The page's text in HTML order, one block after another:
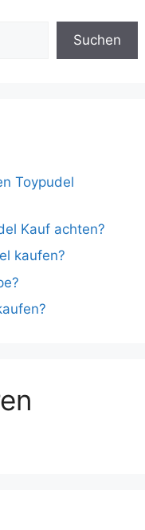
Suchen
Toypudel
Kauf achten?
kaufen?